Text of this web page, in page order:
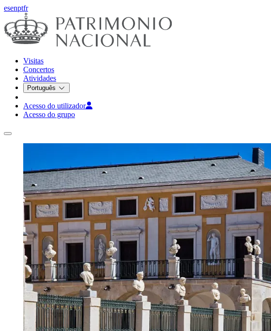
esenptfr
Visitas
Concertos
Atividades
Português
Acesso do utilizador
Acesso do grupo